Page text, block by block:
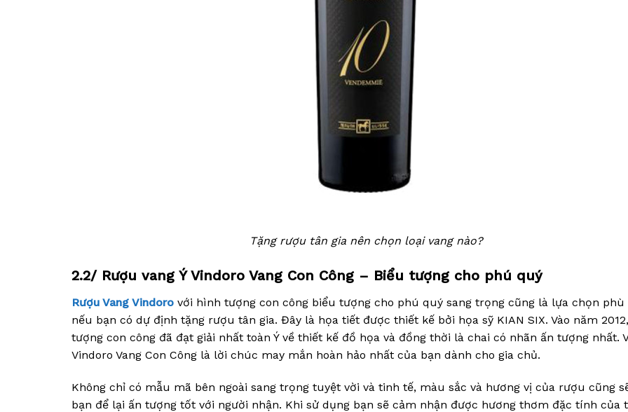
Tặng rượu tân gia nên chọn loại vang nào?
2.2/ Rượu vang Ý Vindoro Vang Con Công – Biểu tượng cho phú quý
Rượu Vang Vindoro với hình tượng con công biểu tượng cho phú quý sang trọng cũng là lựa chọn phù
nếu bạn có dự định tặng rượu tân gia. Đây là họa tiết được thiết kế bởi họa sỹ KIAN SIX. Vào năm
tượng con công đã đạt giải nhất toàn Ý về thiết kế đồ họa và đồng thời là chai có nhãn ấn tượng nhất.
Vindoro Vang Con Công là lời chúc may mắn hoàn hảo nhất của bạn dành cho gia chủ.
Không chỉ có mẫu mã bên ngoài sang trọng tuyệt vời và tinh tế, màu sắc và hương vị của rượu cũng
bạn để lại ấn tượng tốt với người nhận. Khi sử dụng bạn sẽ cảm nhận được hương thơm đặc tính của